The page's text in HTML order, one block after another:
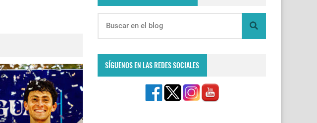
SÍGUENOS EN LAS REDES SOCIALES